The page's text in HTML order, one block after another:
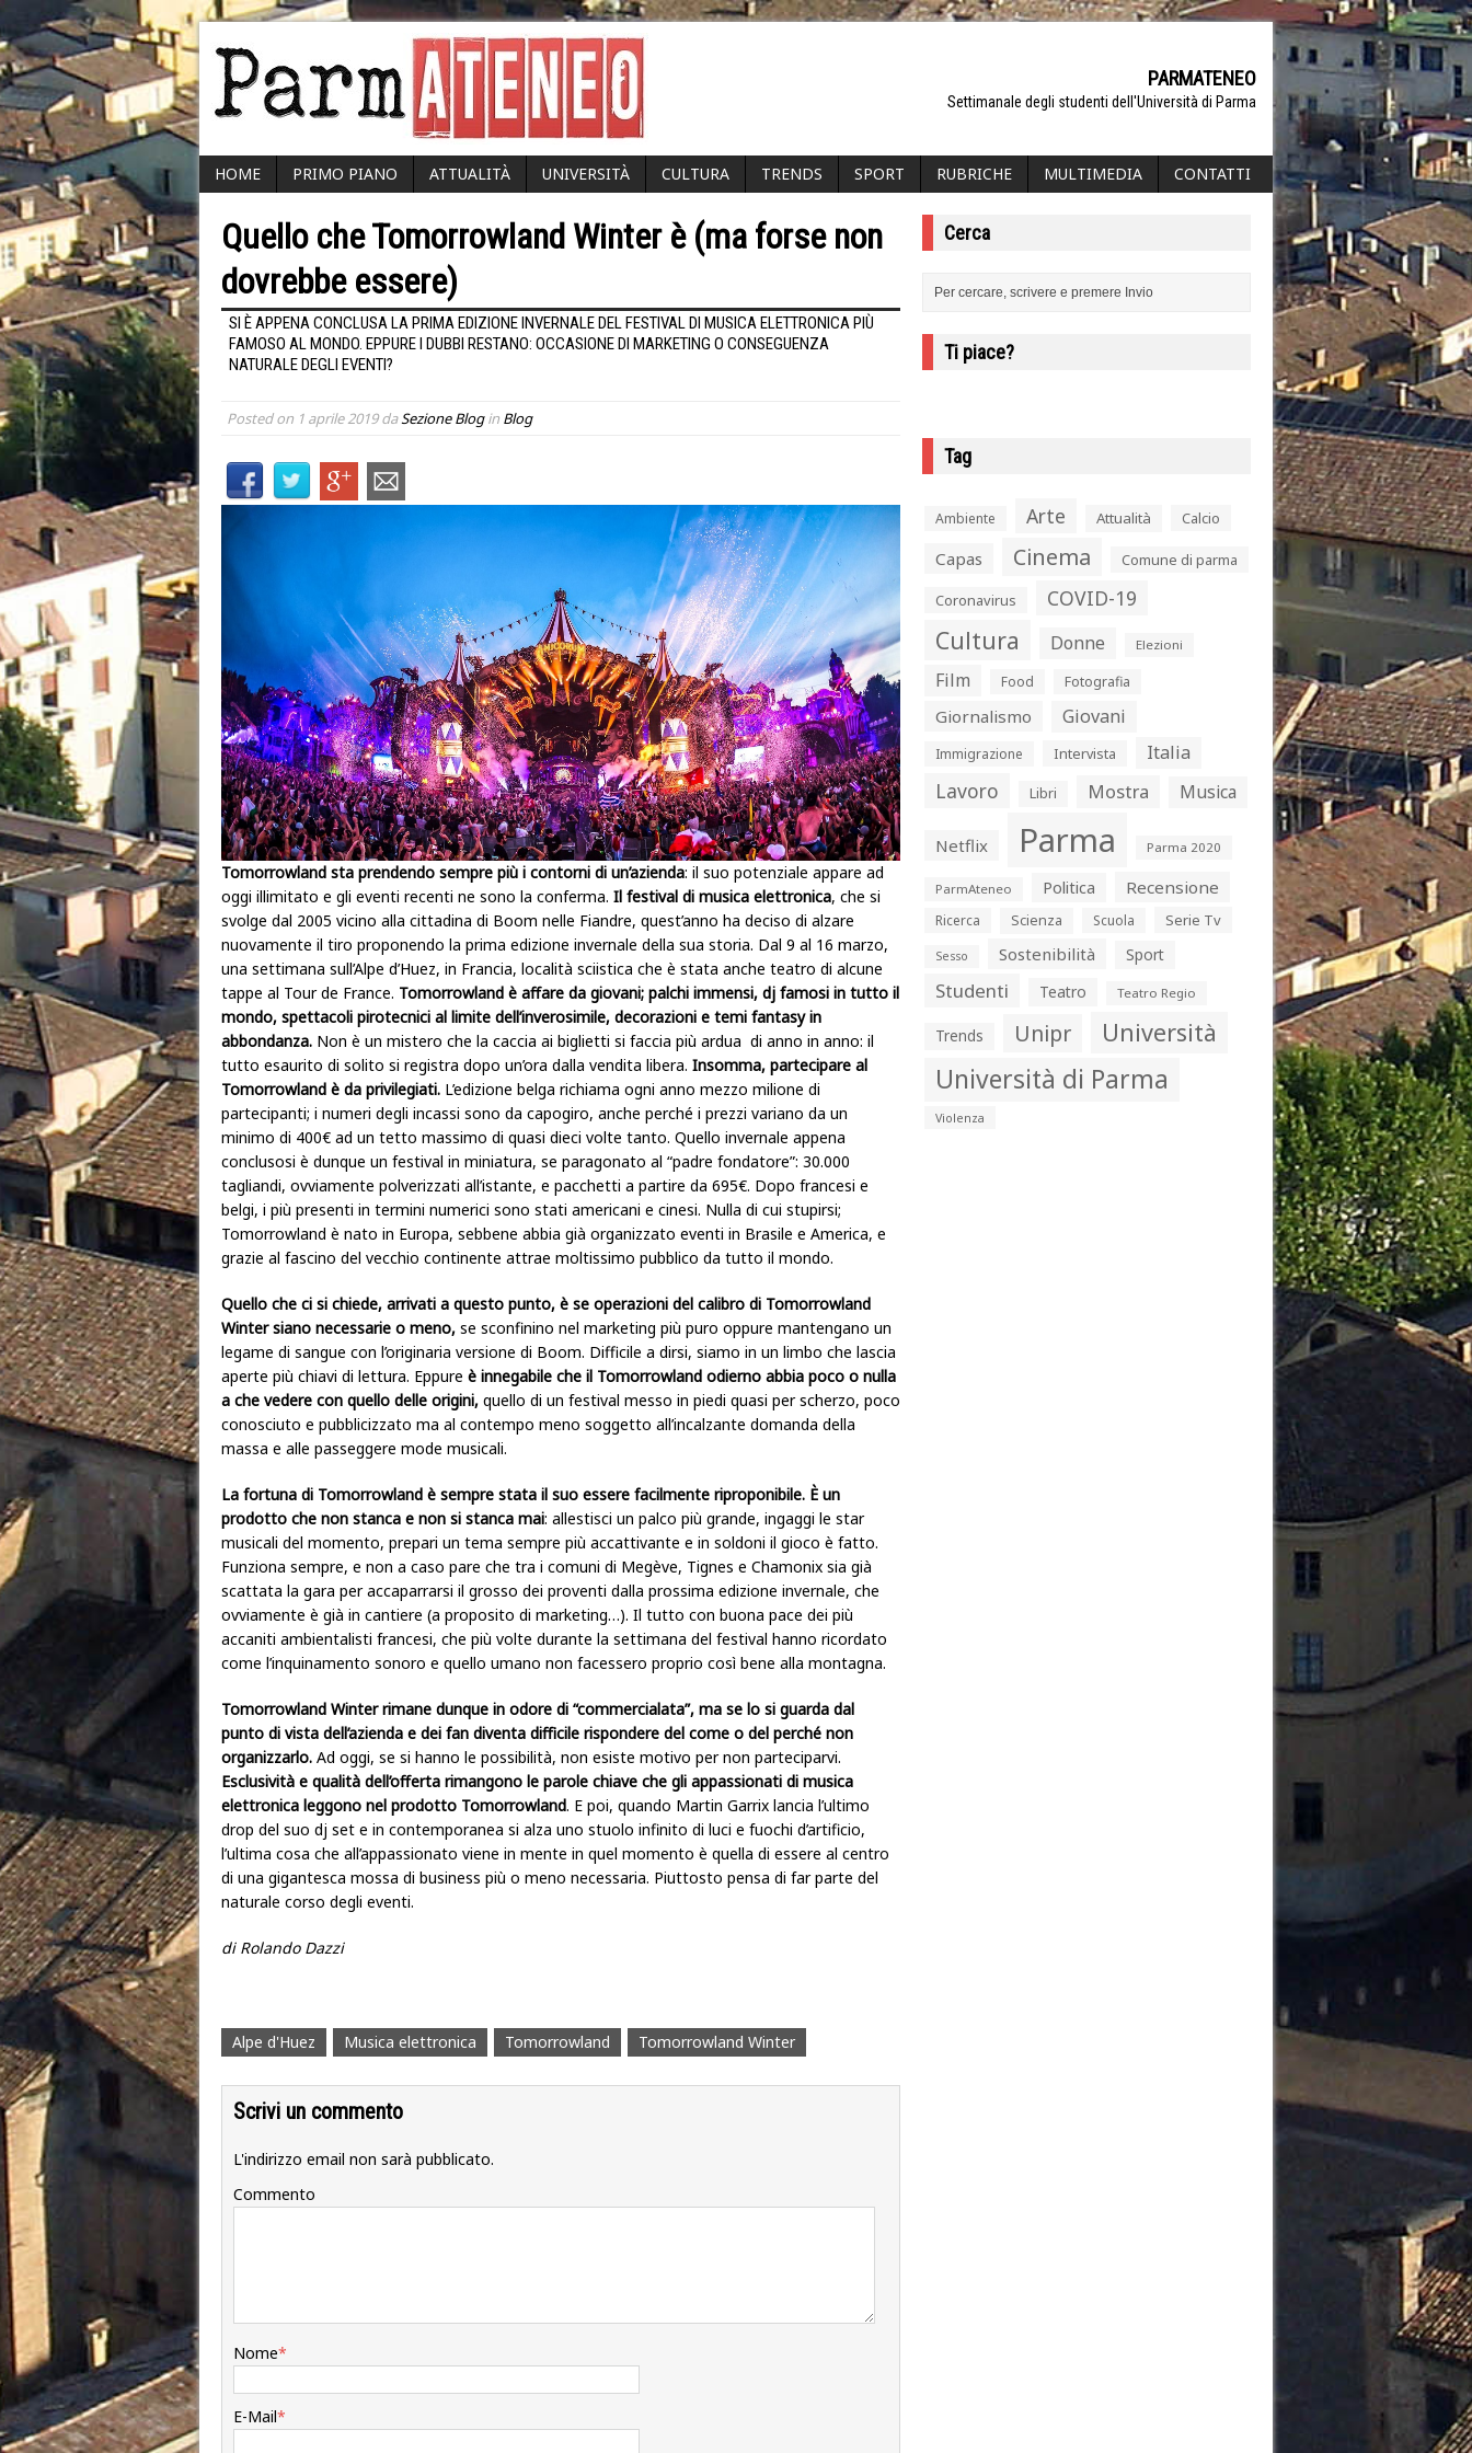
PARMATENEO
Settimanale degli studenti dell'Università di Parma
HOME PRIMO PIANO ATTUALITÀ UNIVERSITÀ CULTURA TRENDS SPORT RUBRICHE MULTIMEDIA CONTATTI
Quello che Tomorrowland Winter è (ma forse non
dovrebbe essere)
SI È APPENA CONCLUSA LA PRIMA EDIZIONE INVERNALE DEL FESTIVAL DI MUSICA ELETTRONICA PIÙ
FAMOSO AL MONDO. EPPURE I DUBBI RESTANO: OCCASIONE DI MARKETING O CONSEGUENZA
NATURALE DEGLI EVENTI?
Posted on 1 aprile 2019daSezione Blogin Blog
Tomorrowland sta prendendo sempre più i contorni di un’azienda: il suo potenziale appare ad
oggi illimitato e gli eventi recenti ne sono la conferma. Il festival di musica elettronica, che si
svolge dal 2005 vicino alla cittadina di Boom nelle Fiandre, quest’anno ha deciso di alzare
nuovamente il tiro proponendo la prima edizione invernale della sua storia. Dal 9 al 16 marzo,
una settimana sull’Alpe d’Huez, in Francia, località sciistica che è stata anche teatro di alcune
tappe al Tour de France. Tomorrowland è affare da giovani; palchi immensi, dj famosi in tutto il
mondo, spettacoli pirotecnici al limite dell’inverosimile, decorazioni e temi fantasy in
abbondanza. Non è un mistero che la caccia ai biglietti si faccia più ardua di anno in anno: il
tutto esaurito di solito si registra dopo un’ora dalla vendita libera. Insomma, partecipare al
Tomorrowland è da privilegiati. L’edizione belga richiama ogni anno mezzo milione di
partecipanti; i numeri degli incassi sono da capogiro, anche perché i prezzi variano da un
minimo di 400€ ad un tetto massimo di quasi dieci volte tanto. Quello invernale appena
conclusosi è dunque un festival in miniatura, se paragonato al “padre fondatore”: 30.000
tagliandi, ovviamente polverizzati all’istante, e pacchetti a partire da 695€. Dopo francesi e
belgi, i più presenti in termini numerici sono stati americani e cinesi. Nulla di cui stupirsi;
Tomorrowland è nato in Europa, sebbene abbia già organizzato eventi in Brasile e America, e
grazie al fascino del vecchio continente attrae moltissimo pubblico da tutto il mondo.
Quello che ci si chiede, arrivati a questo punto, è se operazioni del calibro di Tomorrowland
Winter siano necessarie o meno, se sconfinino nel marketing più puro oppure mantengano un
legame di sangue con l’originaria versione di Boom. Difficile a dirsi, siamo in un limbo che lascia
aperte più chiavi di lettura. Eppure è innegabile che il Tomorrowland odierno abbia poco o nulla
a che vedere con quello delle origini, quello di un festival messo in piedi quasi per scherzo, poco
conosciuto e pubblicizzato ma al contempo meno soggetto all’incalzante domanda della
massa e alle passeggere mode musicali.
La fortuna di Tomorrowland è sempre stata il suo essere facilmente riproponibile. È un
prodotto che non stanca e non si stanca mai: allestisci un palco più grande, ingaggi le star
musicali del momento, prepari un tema sempre più accattivante e in soldoni il gioco è fatto.
Funziona sempre, e non a caso pare che tra i comuni di Megève, Tignes e Chamonix sia già
scattata la gara per accaparrarsi il grosso dei proventi dalla prossima edizione invernale, che
ovviamente è già in cantiere (a proposito di marketing…). Il tutto con buona pace dei più
accaniti ambientalisti francesi, che più volte durante la settimana del festival hanno ricordato
come l’inquinamento sonoro e quello umano non facessero proprio così bene alla montagna.
Tomorrowland Winter rimane dunque in odore di “commercialata”, ma se lo si guarda dal
punto di vista dell’azienda e dei fan diventa difficile rispondere del come o del perché non
organizzarlo. Ad oggi, se si hanno le possibilità, non esiste motivo per non parteciparvi.
Esclusività e qualità dell’offerta rimangono le parole chiave che gli appassionati di musica
elettronica leggono nel prodotto Tomorrowland. E poi, quando Martin Garrix lancia l’ultimo
drop del suo dj set e in contemporanea si alza uno stuolo infinito di luci e fuochi d’artificio,
l’ultima cosa che all’appassionato viene in mente in quel momento è quella di essere al centro
di una gigantesca mossa di business più o meno necessaria. Piuttosto pensa di far parte del
naturale corso degli eventi.
di Rolando Dazzi
Alpe d'Huez Musica elettronica Tomorrowland Tomorrowland Winter
Scrivi un commento
L'indirizzo email non sarà pubblicato.
Commento
Nome*
E-Mail*
Cerca
Ti piace?
Tag
Ambiente Arte Attualità Calcio
Capas Cinema Comune di parma
Coronavirus COVID-19
Cultura Donne Elezioni
Film Food Fotografia
Giornalismo Giovani
Immigrazione Intervista Italia
Lavoro Libri Mostra Musica
Netflix Parma Parma 2020
ParmAteneo Politica Recensione
Ricerca Scienza Scuola Serie Tv
Sesso Sostenibilità Sport
Studenti Teatro Teatro Regio
Trends Unipr Università
Università di Parma
Violenza